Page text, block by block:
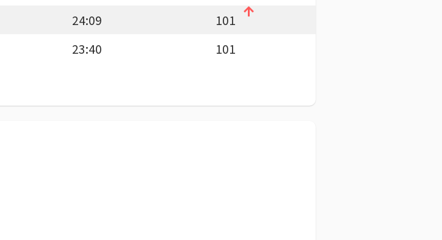
24:09
101
23:40 101